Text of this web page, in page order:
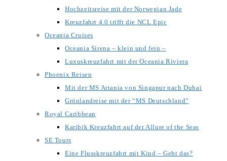
Hochzeitsreise mit der Norwegian Jade
Kreuzfahrt 4.0 trifft die NCL Epic
Oceania Cruises
Oceania Sirena – klein und fein –
Luxuskreuzfahrt mit der Oceania Riviera
Phoenix Reisen
Mit der MS Artania von Singapur nach Dubai
Grönlandreise mit der “MS Deutschland”
Royal Caribbean
Karibik Kreuzfahrt auf der Allure of the Seas
SE Tours
Eine Flusskreuzfahrt mit Kind – Geht das?